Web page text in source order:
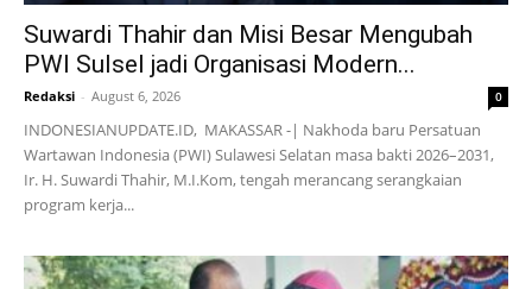
Suwardi Thahir dan Misi Besar Mengubah
PWI Sulsel jadi Organisasi Modern...
Redaksi - August 6, 2026 0
INDONESIANUPDATE.ID, MAKASSAR -| Nakhoda baru Persatuan
Wartawan Indonesia (PWI) Sulawesi Selatan masa bakti 2026–2031,
Ir. H. Suwardi Thahir, M.I.Kom, tengah merancang serangkaian
program kerja...